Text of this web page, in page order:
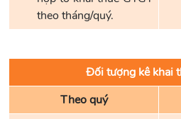
theo tháng/quý.
Đối tượng kê khai
Theo quý